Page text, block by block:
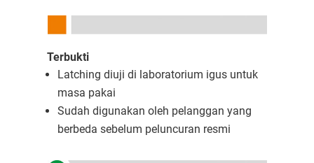
Terbukti
Latching diuji di laboratorium igus untuk
masa pakai
Sudah digunakan oleh pelanggan yang
berbeda sebelum peluncuran resmi